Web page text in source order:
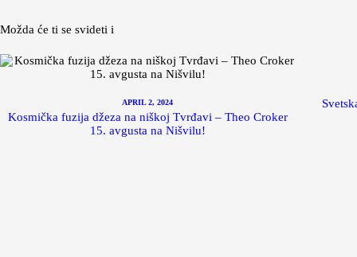
Možda će ti se svideti i
APRIL 2, 2024
Kosmička fuzija džeza na niškoj Tvrđavi – Theo Croker
15. avgusta na Nišvilu!